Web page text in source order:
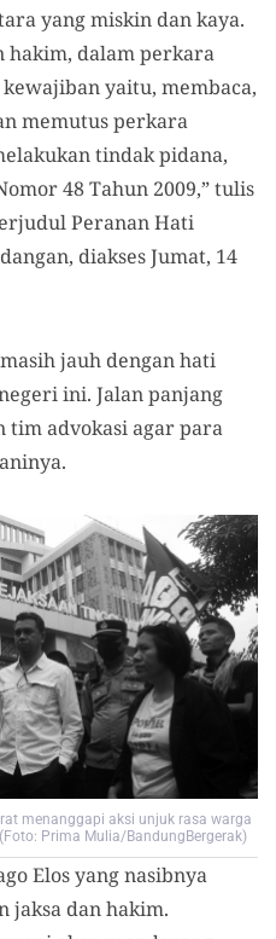
yang miskin dan kaya.
hakim, dalam perkara
yaitu, membaca,
memutus perkara
tindak pidana,
48 Tahun 2009,” tulis
Peranan Hati
diakses Jumat, 14
jauh dengan hati
ini. Jalan panjang
tim advokasi agar para
menanggapi aksi unjuk rasa warga
Prima Mulia/BandungBergerak)
Elos yang nasibnya
jaksa dan hakim.